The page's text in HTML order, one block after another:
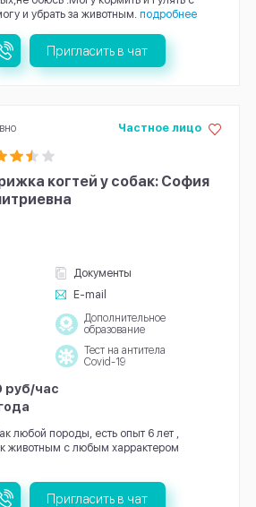
и убрать за животным. подробнее
Пригласить в чат
когтей у собак: София
Документы
E-mail
Частное лицо
Дополнительное
образование
Тест на антитела
Covid-19
руб/час
любой породы, есть опыт 6 лет ,
животным с любым харрактером
Пригласить в чат